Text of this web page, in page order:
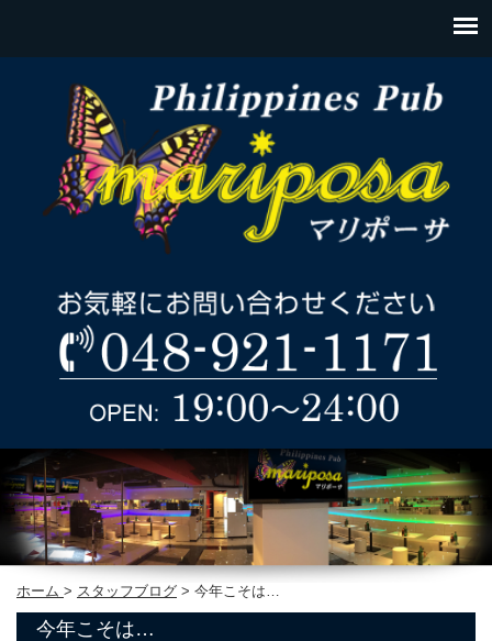
ホーム > スタッフブログ > 今年こそは…
今年こそは…